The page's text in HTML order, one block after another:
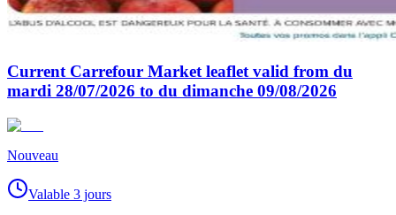
Current Carrefour Market leaflet valid from du
mardi 28/07/2026 to du dimanche 09/08/2026
Nouveau
Valable 3 jours